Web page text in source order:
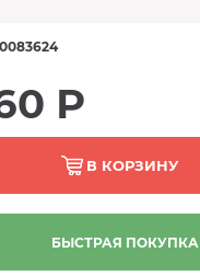
Р
В КОРЗИНУ
БЫСТРАЯ ПОКУПКА